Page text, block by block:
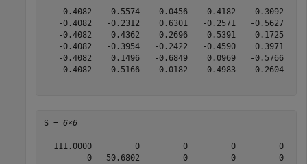
-0.4082    0.5574    0.0456   -0.4182    0.3092
-0.4082   -0.2312    0.6301   -0.2571   -0.5627
-0.4082    0.4362    0.2696    0.5391    0.1725   -
-0.4082   -0.3954   -0.2422   -0.4590    0.3971   -
-0.4082    0.1496   -0.6849    0.0969   -0.5766
-0.4082   -0.5166   -0.0182    0.4983    0.2604
S = 6×6
111.0000         0         0         0         0
0   50.6802         0         0         0